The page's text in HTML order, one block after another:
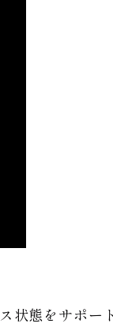
態をサポー